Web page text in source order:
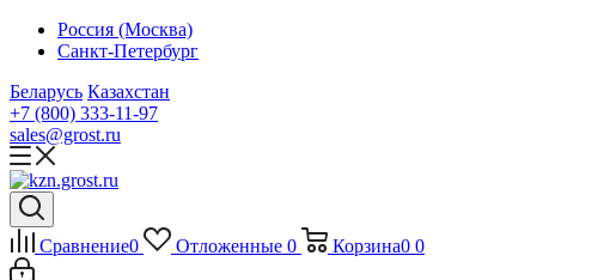
Россия (Москва)
Санкт-Петербург
Беларусь Казахстан
+7 (800) 333-11-97
sales@grost.ru
Сравнение0 Отложенные 0 Корзина0 0